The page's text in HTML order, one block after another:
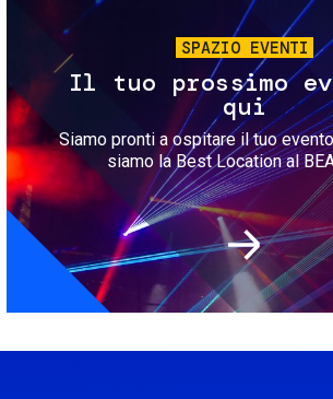
SPAZIO EVENTI
Il tuo prossimo
qui
Siamo pronti a ospitare il tuo
siamo la Best Location al